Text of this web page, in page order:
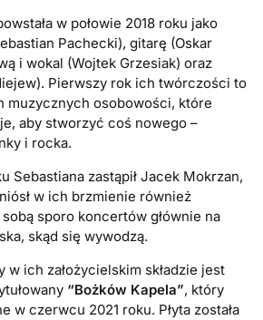
w połowie 2018 roku jako
Pachecki), gitarę (Oskar
i wokal (Wojtek Grzesiak) oraz
Pierwszy rok ich twórczości to
muzycznych osobowości, które
aby stworzyć coś nowego –
i rocka.
Sebastiana zastąpił Jacek Mokrzan,
w ich brzmienie również
sporo koncertów głównie na
skąd się wywodzą.
w ich założycielskim składzie jest
“Bożków Kapela”, który
w czerwcu 2021 roku. Płyta została